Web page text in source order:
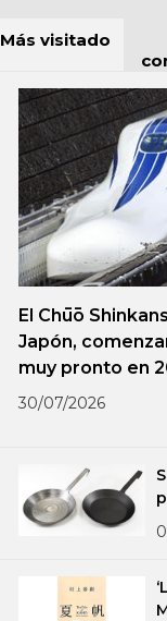
Más visitado
El Chūō
Japón,
muy pronto en
30/07/2026